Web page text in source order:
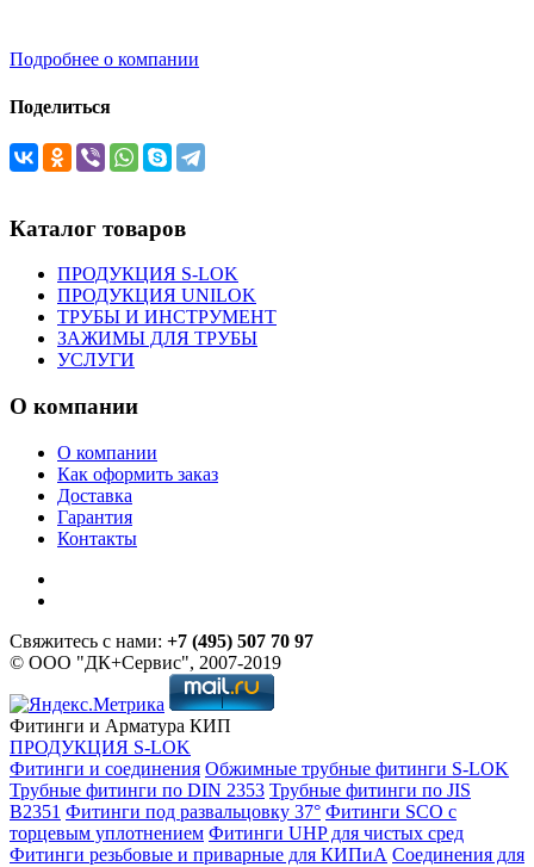
Подробнее о компании
Поделиться
Каталог товаров
ПРОДУКЦИЯ S-LOK
ПРОДУКЦИЯ UNILOK
ТРУБЫ И ИНСТРУМЕНТ
ЗАЖИМЫ ДЛЯ ТРУБЫ
УСЛУГИ
О компании
О компании
Как оформить заказ
Доставка
Гарантия
Контакты
Свяжитесь с нами: +7 (495) 507 70 97
© ООО "ДК+Сервис", 2007-2019
Фитинги и Арматура КИП
ПРОДУКЦИЯ S-LOK
Фитинги и соединения Обжимные трубные фитинги S-LOK
Трубные фитинги по DIN 2353 Трубные фитинги по JIS
B2351 Фитинги под развальцовку 37° Фитинги SCO с
торцевым уплотнением Фитинги UHP для чистых сред
Фитинги резьбовые и приварные для КИПиА Соединения для